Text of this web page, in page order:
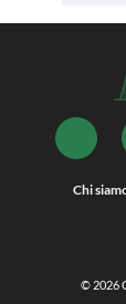
Chi
© 2026